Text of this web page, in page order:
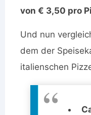
von € 3,50 pro
Und nun
dem der
italienschen